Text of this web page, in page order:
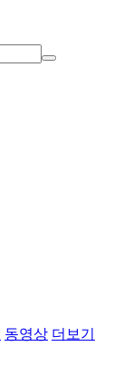
동영상 더보기